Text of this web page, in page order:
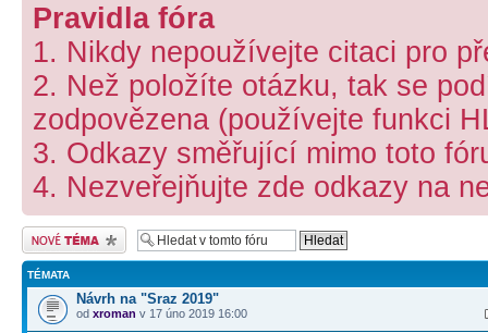
Pravidla fóra
1. Nikdy nepoužívejte citaci pro
2. Než položíte otázku, tak se
zodpovězena (používejte funkci
3. Odkazy směřující mimo toto
4. Nezveřejňujte zde odkazy na
Odeslat nové téma
TÉMATA
Návrh na "Sraz 2019"
od xroman v 17 úno 2019 16:00